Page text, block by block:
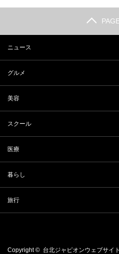
ニュース
グルメ
美容
スクール
医療
暮らし
旅行
Copyright © 台北ジャピオンウェブサイ